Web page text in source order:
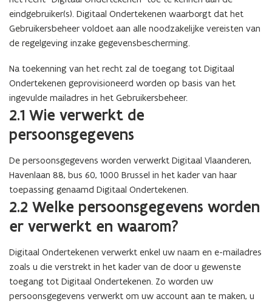
eindgebruiker(s). Digitaal Ondertekenen waarborgt dat het
Gebruikersbeheer voldoet aan alle noodzakelijke vereisten van
de regelgeving inzake gegevensbescherming.
Na toekenning van het recht zal de toegang tot Digitaal
Ondertekenen geprovisioneerd worden op basis van het
ingevulde mailadres in het Gebruikersbeheer.
2.1 Wie verwerkt de
persoonsgegevens
De persoonsgegevens worden verwerkt Digitaal Vlaanderen,
Havenlaan 88, bus 60, 1000 Brussel in het kader van haar
toepassing genaamd Digitaal Ondertekenen.
2.2 Welke persoonsgegevens worden
er verwerkt en waarom?
Digitaal Ondertekenen verwerkt enkel uw naam en e-mailadres
zoals u die verstrekt in het kader van de door u gewenste
toegang tot Digitaal Ondertekenen. Zo worden uw
persoonsgegevens verwerkt om uw account aan te maken, u